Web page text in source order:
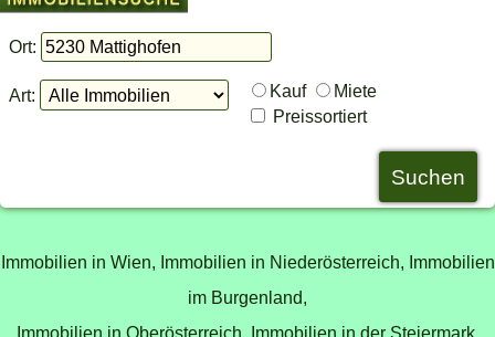
Ort:
Art: Kauf
Miete
Preissortiert
Immobilien in Wien, Immobilien in Niederösterreich, Immobilien
im Burgenland,
Immobilien in Oberösterreich, Immobilien in der Steiermark,